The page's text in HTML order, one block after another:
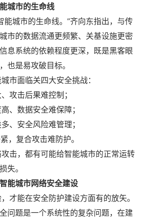
城市的生命线
城市的生命线。”齐向东指出，与传
市的数据流通更频繁、关基设施更密
息系统的依赖程度更深，既是黑客眼
也是易攻破目标。
市面临关四大安全挑战：
攻击后果难控制；
、数据安全难保障；
、安全风险难管理；
，复合攻击难防护。
击，都有可能给智能城市的正常运转
失。
能城市网络安全建设
才能在安全防护建设方面有的放矢。
问题是一个系统性的复杂问题，在建